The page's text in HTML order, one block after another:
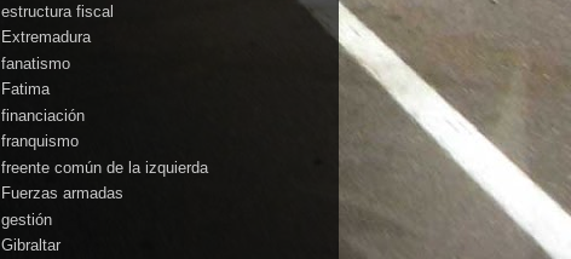
estructura fiscal
Extremadura
fanatismo
Fatima
financiación
franquismo
freente común de la izquierda
Fuerzas armadas
gestión
Gibraltar